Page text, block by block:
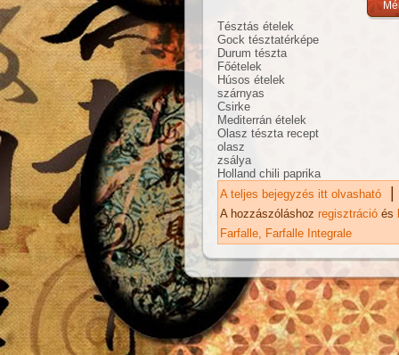
Tésztás ételek
Gock tésztatérképe
Durum tészta
Főételek
Húsos ételek
szárnyas
Csirke
Mediterrán ételek
Olasz tészta recept
olasz
zsálya
Holland chili paprika
A teljes bejegyzés itt olvasható
|
A hozzászóláshoz regisztráció és
Farfalle
Farfalle Integrale